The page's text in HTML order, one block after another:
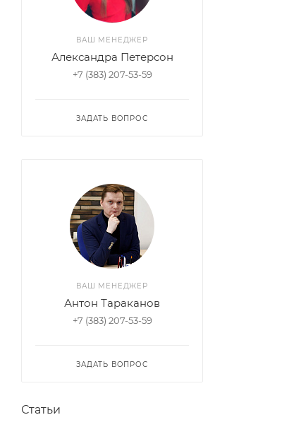
ВАШ МЕНЕДЖЕР
Александра Петерсон
+7 (383) 207-53-59
ЗАДАТЬ ВОПРОС
ВАШ МЕНЕДЖЕР
Антон Тараканов
+7 (383) 207-53-59
ЗАДАТЬ ВОПРОС
Статьи